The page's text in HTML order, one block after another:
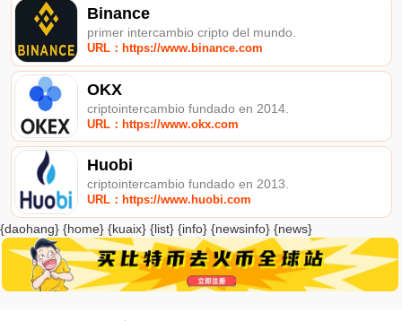
Binance
primer intercambio cripto del mundo.
URL：https://www.binance.com
OKX
criptointercambio fundado en 2014.
URL：https://www.okx.com
Huobi
criptointercambio fundado en 2013.
URL：https://www.huobi.com
{daohang} {home} {kuaix} {list} {info} {newsinfo} {news}